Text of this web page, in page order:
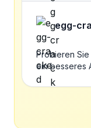
egg-
Probieren
ein besseres